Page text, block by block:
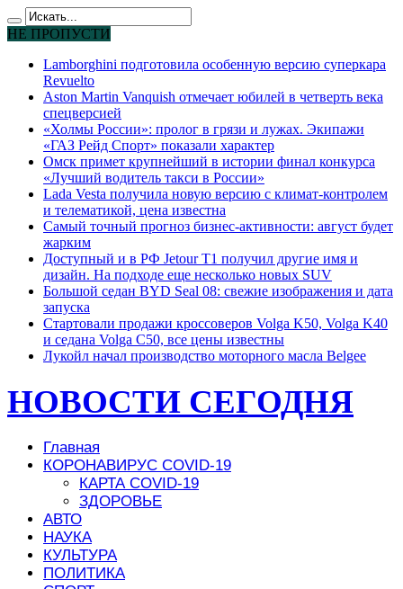
НЕ ПРОПУСТИ
Lamborghini подготовила особенную версию суперкара
Revuelto
Aston Martin Vanquish отмечает юбилей в четверть века
спецверсией
«Холмы России»: пролог в грязи и лужах. Экипажи
«ГАЗ Рейд Спорт» показали характер
Омск примет крупнейший в истории финал конкурса
«Лучший водитель такси в России»
Lada Vesta получила новую версию с климат-контролем
и телематикой, цена известна
Самый точный прогноз бизнес-активности: август будет
жарким
Доступный и в РФ Jetour T1 получил другие имя и
дизайн. На подходе еще несколько новых SUV
Большой седан BYD Seal 08: свежие изображения и дата
запуска
Стартовали продажи кроссоверов Volga K50, Volga K40
и седана Volga C50, все цены известны
Лукойл начал производство моторного масла Belgee
НОВОСТИ СЕГОДНЯ
Главная
КОРОНАВИРУС COVID-19
КАРТА COVID-19
ЗДОРОВЬЕ
АВТО
НАУКА
КУЛЬТУРА
ПОЛИТИКА